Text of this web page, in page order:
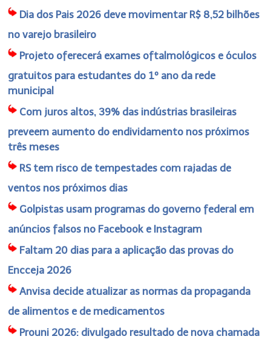
Dia dos Pais 2026 deve movimentar R$ 8,52 bilhões
no varejo brasileiro
Projeto oferecerá exames oftalmológicos e óculos
gratuitos para estudantes do 1º ano da rede
municipal
Com juros altos, 39% das indústrias brasileiras
preveem aumento do endividamento nos próximos
três meses
RS tem risco de tempestades com rajadas de
ventos nos próximos dias
Golpistas usam programas do governo federal em
anúncios falsos no Facebook e Instagram
Faltam 20 dias para a aplicação das provas do
Encceja 2026
Anvisa decide atualizar as normas da propaganda
de alimentos e de medicamentos
Prouni 2026: divulgado resultado de nova chamada